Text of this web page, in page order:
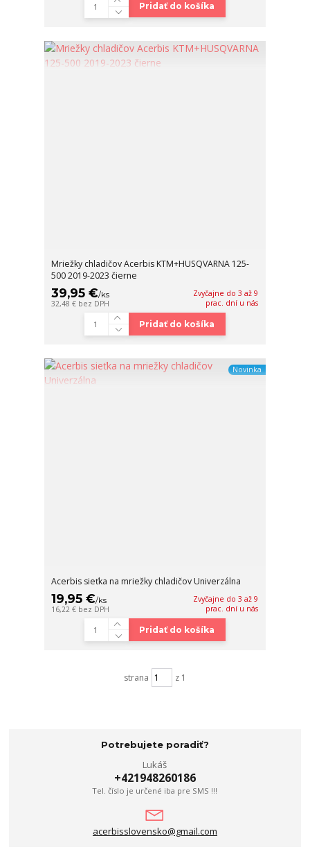
Pridať do košíka
Mriežky chladičov Acerbis KTM+HUSQVARNA 125-
500 2019-2023 čierne
39,95 €/ks
32,48 € bez DPH
Zvyčajne do 3 až 9
prac. dní u nás
Pridať do košíka
Novinka
Acerbis sieťka na mriežky chladičov Univerzálna
19,95 €/ks
16,22 € bez DPH
Zvyčajne do 3 až 9
prac. dní u nás
Pridať do košíka
strana z 1
Potrebujete poradiť?
Lukáš
+421948260186
Tel. číslo je určené iba pre SMS !!!
acerbisslovensko@gmail.com